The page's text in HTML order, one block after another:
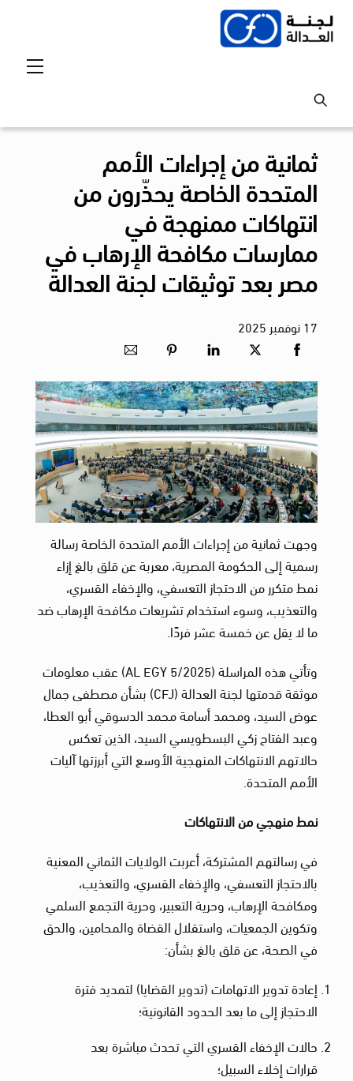
Skip
ثمانية من إجراءات الأمم
المتحدة الخاصة يحذّرون من
انتهاكات ممنهجة في
ممارسات مكافحة الإرهاب في
مصر بعد توثيقات لجنة العدالة
17نوفمبر 2025
وجهت ثمانية من إجراءات الأمم المتحدة الخاصة رسالة
رسمية إلى الحكومة المصرية، معربة عن قلق بالغ إزاء
نمط متكرر من الاحتجاز التعسفي، والإخفاء القسري،
والتعذيب، وسوء استخدام تشريعات مكافحة الإرهاب ضد
ما لا يقل عن خمسة عشر فردًا.
وتأتي هذه المراسلة (AL EGY 5/2025) عقب معلومات
موثقة قدمتها لجنة العدالة (CFJ) بشأن مصطفى جمال
عوض السيد، ومحمد أسامة محمد الدسوقي أبو العطا،
وعبد الفتاح زكي البسطويسي السيد، الذين تعكس
حالاتهم الانتهاكات المنهجية الأوسع التي أبرزتها آليات
الأمم المتحدة.
نمط منهجي من الانتهاكات
في رسالتهم المشتركة، أعربت الولايات الثماني المعنية
بالاحتجاز التعسفي، والإخفاء القسري، والتعذيب،
ومكافحة الإرهاب، وحرية التعبير، وحرية التجمع السلمي
وتكوين الجمعيات، واستقلال القضاة والمحامين، والحق
في الصحة، عن قلق بالغ بشأن:
إعادة تدوير الاتهامات (تدوير القضايا) لتمديد فترة
الاحتجاز إلى ما بعد الحدود القانونية؛
حالات الإخفاء القسري التي تحدث مباشرة بعد
قرارات إخلاء السبيل؛